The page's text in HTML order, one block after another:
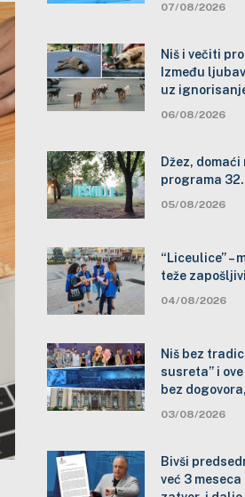
07/08/2026
Niš i večiti
Između
uz
06/08/2026
Džez,
programa 32.
05/08/2026
“Liceulice” –
teže
04/08/2026
Niš bez
susreta” i
bez
03/08/2026
Bivši
već 3